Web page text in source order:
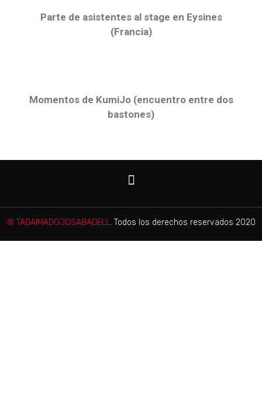
Parte de asistentes al stage en Eysines
(Francia)
Momentos de KumiJo (encuentro entre dos
bastones)
© TADAIMADOJOSABADELL. Todos los derechos reservados 2020